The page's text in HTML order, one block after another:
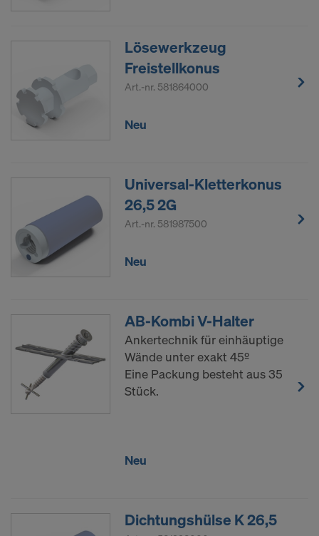
Lösewerkzeug
Freistellkonus
Art.-nr. 581864000
Neu
Universal-Kletterkonus
26,5 2G
Art.-nr. 581987500
Neu
AB-Kombi V-Halter
Ankertechnik für einhäuptige
Wände unter exakt 45º
Eine Packung besteht aus 35
Stück.
Neu
Dichtungshülse K 26,5